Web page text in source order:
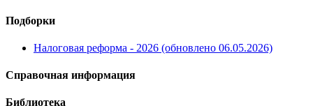
Подборки
Налоговая реформа - 2026 (обновлено 06.05.2026)
Справочная информация
Библиотека